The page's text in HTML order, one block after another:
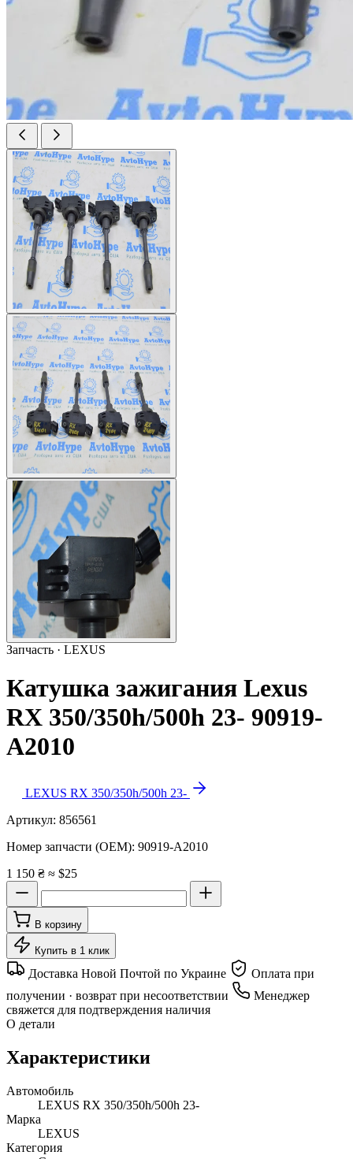
Запчасть · LEXUS
Катушка зажигания Lexus
RX 350/350h/500h 23- 90919-
A2010
LEXUS RX 350/350h/500h 23-
Артикул: 856561
Номер запчасти (OEM): 90919-A2010
1 150 ₴ ≈ $25
В корзину
Купить в 1 клик
Доставка Новой Почтой по Украине
Оплата при
получении · возврат при несоответствии
Менеджер
свяжется для подтверждения наличия
О детали
Характеристики
Автомобиль
LEXUS RX 350/350h/500h 23-
Марка
LEXUS
Категория